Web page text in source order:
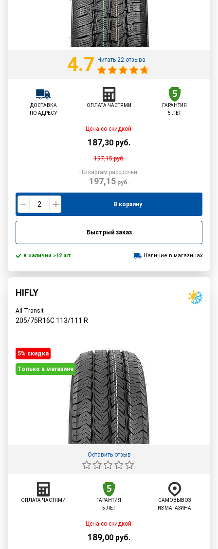
4.7 Читать 22 отзыва
ДОСТАВКА
ПО АДРЕСУ
ОПЛАТА ЧАСТЯМИ
ГАРАНТИЯ
5 ЛЕТ
Цена со скидкой:
187,30 руб.
197,15руб.
По картам рассрочки:
197,15руб.
В корзину
Быстрый заказ
в наличии >12 шт. Наличие в магазинах
HIFLY
All-Transit
205/75R16C 113/111 R
5% cкидка
Только в магазине
Оставить отзыв
ОПЛАТА ЧАСТЯМИ
ГАРАНТИЯ
5 ЛЕТ
САМОВЫВОЗ
ИЗ МАГАЗИНА
Цена со скидкой:
189,00 руб.